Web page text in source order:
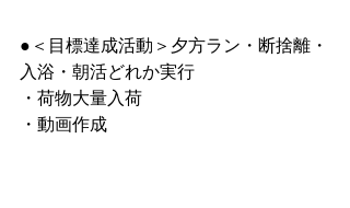
●＜目標達成活動＞夕方ラン・断捨離・
入浴・朝活どれか実行
・荷物大量入荷
・動画作成